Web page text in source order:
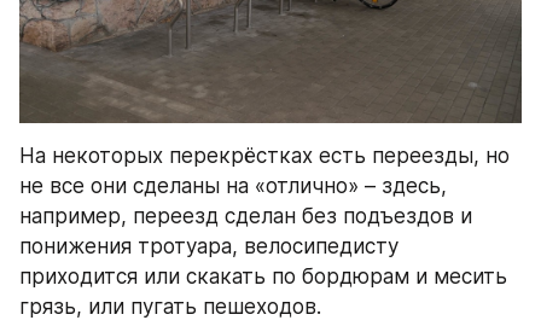
На некоторых перекрёстках есть переезды, но
не все они сделаны на «отлично» – здесь,
например, переезд сделан без подъездов и
понижения тротуара, велосипедисту
приходится или скакать по бордюрам и месить
грязь, или пугать пешеходов.